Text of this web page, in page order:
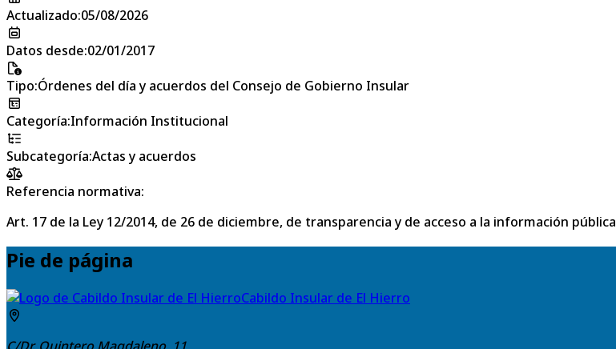
Actualizado:05/08/2026
Datos desde:02/01/2017
Tipo:Órdenes del día y acuerdos del Consejo de Gobierno Insular
Categoría:Información Institucional
Subcategoría:Actas y acuerdos
Referencia normativa:
Art. 17 de la Ley 12/2014, de 26 de diciembre, de transparencia y de acceso a la información pública
Pie de página
Cabildo Insular de El Hierro
C/Dr. Quintero Magdaleno, 11